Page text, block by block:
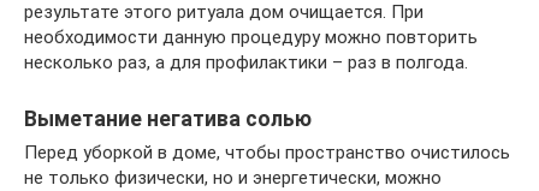
результате этого ритуала дом очищается. При
необходимости данную процедуру можно повторить
несколько раз, а для профилактики – раз в полгода.
Выметание негатива солью
Перед уборкой в доме, чтобы пространство очистилось
не только физически, но и энергетически, можно